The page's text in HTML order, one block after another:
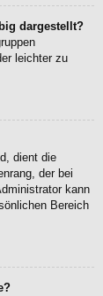
dargestellt?
leichter zu
dient die
der bei
kann
Bereich